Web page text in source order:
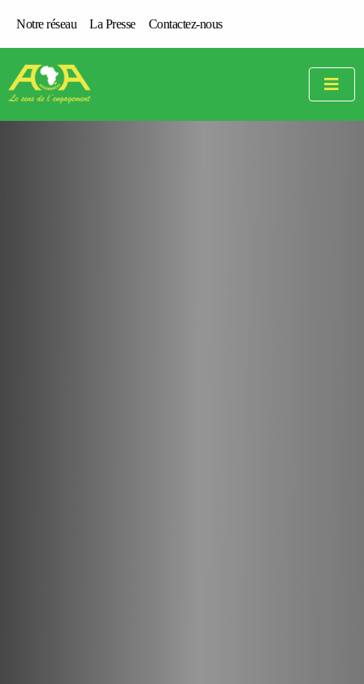
Notre réseau La Presse Contactez-nous